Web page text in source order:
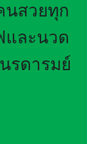
นสวยทุก
และนวด
รดารมย์